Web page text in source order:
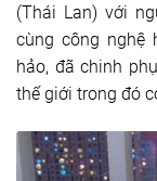
(Thái Lan) với
cùng công nghệ
hảo, đã chinh
thế giới trong đó